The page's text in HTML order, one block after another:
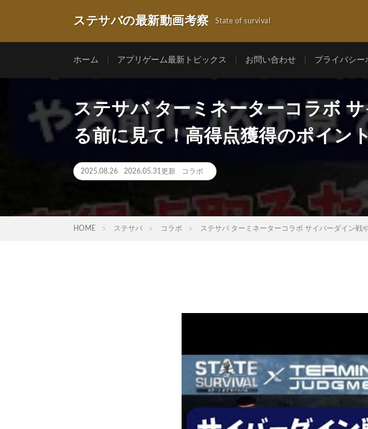
ステサバの最新動画考察 State of survival
ホーム アプリゲーム最新トピックス お問い合わせ プライバシー
ステサバ ターミネーターコラボ
る前に見て！高得点獲得のポイン
2025.08.26 2026.05.31更新 コラボ
HOME ステサバ コラボ ステサバ ターミネーターコラボ サイバーダイン戦